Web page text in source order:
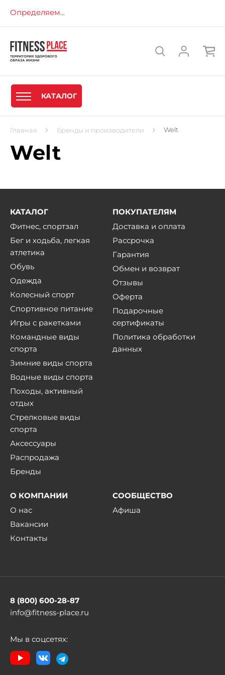
Определяем...
КАТАЛОГ
Главная Бренды и производители Welt
Welt
КАТАЛОГ
Фитнес, спортзал
Бег и ходьба, легкая
атлетика
Обувь
Одежда
Колесный спорт
Спортивное питание
Игры с ракетками
Командные виды
спорта
Зимние виды спорта
Водные виды спорта
Походы, активный
отдых
Стрелковые виды
спорта
Аксессуары
Распродажа
Бренды
ПОКУПАТЕЛЯМ
Доставка и оплата
Рассрочка
Гарантия
Обмен и возврат
Отзывы
Оферта
Подарочные
сертификаты
Политика обработки
данных
О КОМПАНИИ
О нас
Вакансии
Контакты
СООБЩЕСТВО
Афиша
8 (800) 600-28-87
info@fitness-place.ru
Мы в соцсетях: